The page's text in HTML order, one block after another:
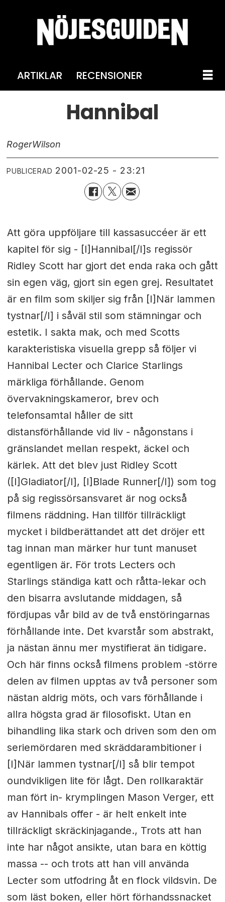
ARTIKLAR RECENSIONER
Hannibal
RogerWilson
PUBLICERAD 2001-02-25 - 23:21
Att göra uppföljare till kassasuccéer är ett
kapitel för sig - [I]Hannibal[/I]s regissör
Ridley Scott har gjort det enda raka och gått
sin egen väg, gjort sin egen grej. Resultatet
är en film som skiljer sig från [I]När lammen
tystnar[/I] i såväl stil som stämningar och
estetik. I sakta mak, och med Scotts
karakteristiska visuella grepp så följer vi
Hannibal Lecter och Clarice Starlings
märkliga förhållande. Genom
övervakningskameror, brev och
telefonsamtal håller de sitt
distansförhållande vid liv - någonstans i
gränslandet mellan respekt, äckel och
kärlek. Att det blev just Ridley Scott
([I]Gladiator[/I], [I]Blade Runner[/I]) som tog
på sig regissörsansvaret är nog också
filmens räddning. Han tillför tillräckligt
mycket i bildberättandet att det dröjer ett
tag innan man märker hur tunt manuset
egentligen är. För trots Lecters och
Starlings ständiga katt och råtta-lekar och
den bisarra avslutande middagen, så
fördjupas vår bild av de två enstöringarnas
förhållande inte. Det kvarstår som abstrakt,
ja nästan ännu mer mystifierat än tidigare.
Och här finns också filmens problem -större
delen av filmen upptas av två personer som
nästan aldrig möts, och vars förhållande i
allra högsta grad är filosofiskt. Utan en
bihandling lika stark och driven som den om
seriemördaren med skräddarambitioner i
[I]När lammen tystnar[/I] så blir tempot
oundvikligen lite för lågt. Den rollkaraktär
man fört in- krymplingen Mason Verger, ett
av Hannibals offer - är helt enkelt inte
tillräckligt skräckinjagande., Trots att han
inte har något ansikte, utan bara en köttig
massa -- och trots att han vill använda
Lecter som utfodring åt en flock vildsvin. De
som läst boken, eller hört förhandssnacket